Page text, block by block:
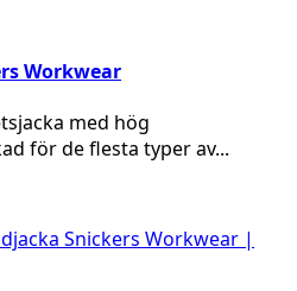
Workwear
med hög
för de flesta typer av...